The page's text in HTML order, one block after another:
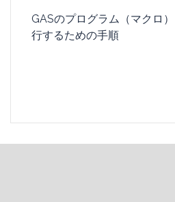
GASのプログラム（マクロ
行するための手順